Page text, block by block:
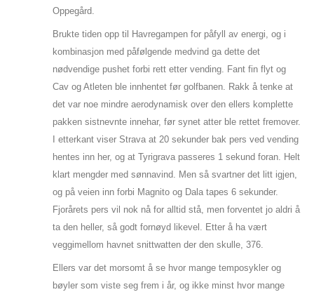
Oppegård.
Brukte tiden opp til Havregampen for påfyll av energi, og i
kombinasjon med påfølgende medvind ga dette det
nødvendige pushet forbi rett etter vending. Fant fin flyt og
Cav og Atleten ble innhentet før golfbanen. Rakk å tenke at
det var noe mindre aerodynamisk over den ellers komplette
pakken sistnevnte innehar, før synet atter ble rettet fremover.
I etterkant viser Strava at 20 sekunder bak pers ved vending
hentes inn her, og at Tyrigrava passeres 1 sekund foran. Helt
klart mengder med sønnavind. Men så svartner det litt igjen,
og på veien inn forbi Magnito og Dala tapes 6 sekunder.
Fjorårets pers vil nok nå for alltid stå, men forventet jo aldri å
ta den heller, så godt fornøyd likevel. Etter å ha vært
veggimellom havnet snittwatten der den skulle, 376.
Ellers var det morsomt å se hvor mange temposykler og
bøyler som viste seg frem i år, og ikke minst hvor mange